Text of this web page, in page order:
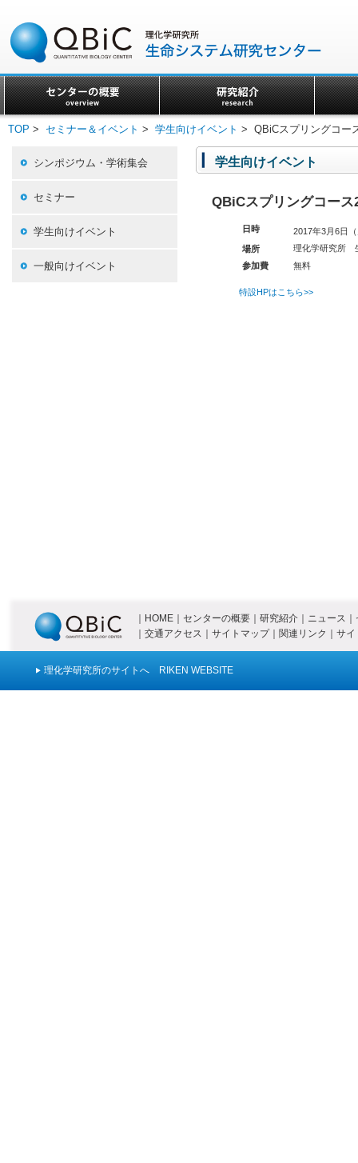
TOP > セミナー＆イベント > 学生向けイベント > QBiCスプリングコー
シンポジウム・学術集会
セミナー
学生向けイベント
一般向けイベント
学生向けイベント
QBiCスプリングコース
日時
2017年3月6日
場所
理化学研究所
参加費
無料
特設HPはこちら>>
HOME｜ センターの概要｜ 研究紹介｜ ニュース
交通アクセス サイトマップ｜ 関連リンク サイ
理化学研究所のサイトへ RIKEN WEBSITE